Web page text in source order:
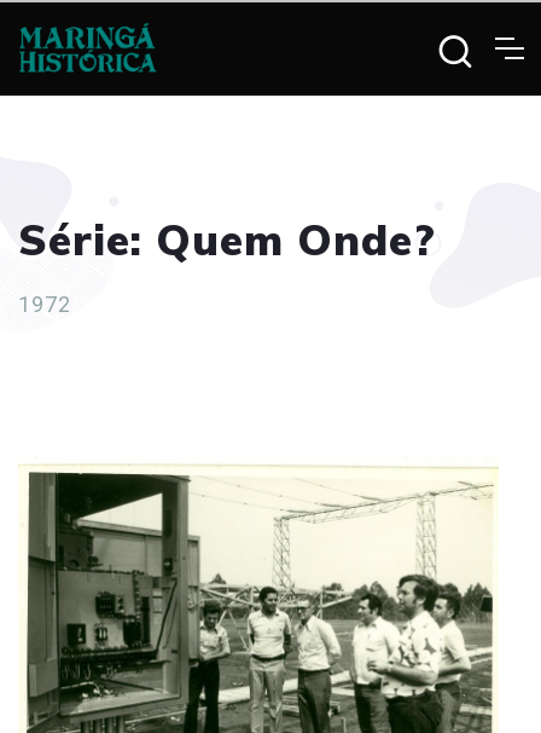
Série: Quem Onde?
1972